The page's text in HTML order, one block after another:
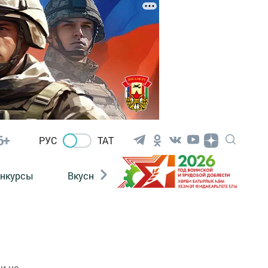
РУС ТАТ
Вкусности Фотогалерея